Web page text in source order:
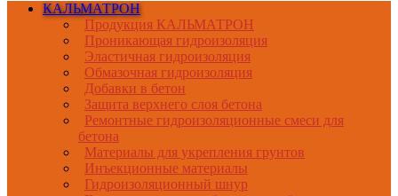
КАЛЬМАТРОН
Продукция КАЛЬМАТРОН
Проникающая гидроизоляция
Эластичная гидроизоляция
Обмазочная гидроизоляция
Добавки в бетон
Защита верхнего слоя бетона
Ремонтные гидроизоляционные смеси для
бетона
Материалы для укрепления грунтов
Инъекционные материалы
Гидроизоляционный шнур